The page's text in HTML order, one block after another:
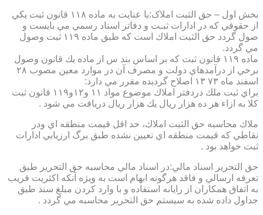
بخش اول – حق الثبت املاک:با عنايت به ماده ۱۱۸ قانون ثبت يكي
از حقوقي كه در ادارات ثبـت و دفاتر اسناد رسمي مي بايست و
صول گردد حق الثبت املاك است كه طبق ماده ۱۱۹ ثبت وصول
مي گردد.
ماده ۱۱۹ قانون ثبت كه بر اساس بند س از ماده يك قانون وصول
برخي از درآمدهاي دولت و مصرف آن در موارد معين مصوب ۲۸
اسفند ماه ۷۳ ۱۳ اصلاح گرديده مقرر مي دارد:
براي ثبت ملك دردفتر املاك موضوع مواد ۱۱ و۱۲و۱۱۹ قانون ثبت
كلا به ازاء هر ده هزار ريال يك هزار ريال دريافت مي شود .
ملاك محاسبه حق الثبت املاك، حد اقل قيمت منطقه اي ودر
نقاطي كه قيمت منطقه اي تعيين نشده طبق برگ ارزيابي ادارات
ثبت خواهد بود .
حق التحرير اسناد مالي:در اسناد مالي محاسبه حق التحرير طبق
تعرفه ارسالي و فاقد هرگونه ابهام است به ويژه آنكه اكثريت قريب
به اتفاق همكاران از رايانه استفاده و با وارد كردن مبلغ سند طبق
جداول داده شده به سيستم حق التحرير محاسبه مي گردد .